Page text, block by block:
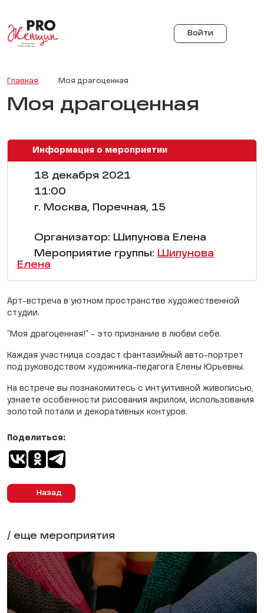
Войти
Главная Моя драгоценная
Моя драгоценная
Информация о мероприятии
18 декабря 2021
11:00
г. Москва, Поречная, 15
Организатор: Шипунова Елена
Мероприятие группы: Шипунова
Елена
Арт-встреча в уютном пространстве художественной
студии.
"Моя драгоценная!" - это признание в любви себе.
Каждая участница создаст фантазийный авто-портрет
под руководством художника-педагога Елены Юрьевны.
На встрече вы познакомитесь с интуитивной живописью,
узнаете особенности рисования акрилом, использования
золотой потали и декоративных контуров.
Назад
Поделиться:
/ еще мероприятия